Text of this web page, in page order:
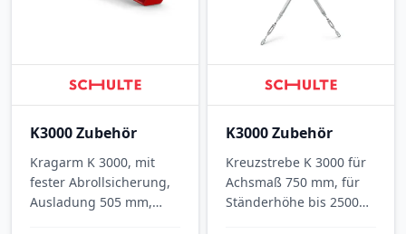
K3000 Zubehör
Kragarm K 3000, mit
fester Abrollsicherung,
Ausladung 505 mm,
K3000 Zubehör
Kreuzstrebe K 3000 für
Achsmaß 750 mm, für
Ständerhöhe bis 2500